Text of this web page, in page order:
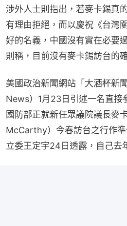
涉外人士則指出，若麥卡錫真
有理由拒絕，而以慶祝《台灣
好的名義，中國沒有實在必要
則稱，目前沒有麥卡錫訪台的
美國政治新聞網站「大酒杯新
News）1月23日引述一名直接
國防部正就新任眾議院議長麥
McCarthy）今春訪台之行作
立委王定宇24日透露，自己去